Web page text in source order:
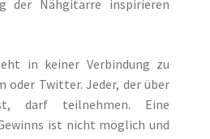
der Nähgitarre inspirieren
in keiner Verbindung zu
oder Twitter. Jeder, der über
darf teilnehmen. Eine
ist nicht möglich und